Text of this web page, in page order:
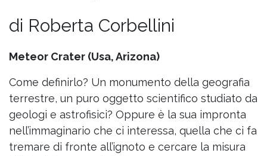
di Roberta Corbellini
Meteor Crater (Usa, Arizona)
Come definirlo? Un monumento della geografia
terrestre, un puro oggetto scientifico studiato da
geologi e astrofisici? Oppure è la sua impronta
nell’immaginario che ci interessa, quella che ci fa
tremare di fronte all’ignoto e cercare la misura